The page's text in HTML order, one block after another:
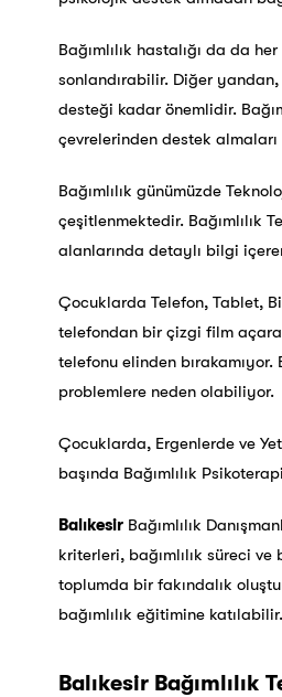
Bağımlılık hastalığı da da
sonlandırabilir. Diğer
desteği kadar önemlidir.
çevrelerinden destek almaları
Bağımlılık günümüzde
çeşitlenmektedir. Bağımlılık
alanlarında detaylı bilgi
Çocuklarda Telefon, Tablet,
telefondan bir çizgi film
telefonu elinden
problemlere neden olabiliyor.
Çocuklarda, Ergenlerde ve
başında Bağımlılık
Balıkesir Bağımlılık
kriterleri, bağımlılık süreci ve
toplumda bir fakındalık
bağımlılık eğitimine katılabilir.
Balıkesir Bağımlılık